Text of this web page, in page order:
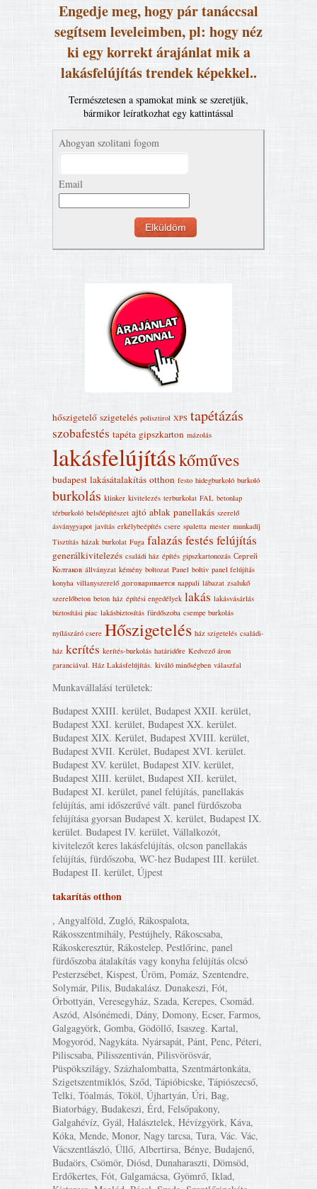
Engedje meg, hogy pár tanáccsal
segítsem leveleimben, pl: hogy néz
ki egy korrekt árajánlat mik a
lakásfelújítás trendek képekkel..
Természetesen a spamokat mink se szeretjük,
bármikor leíratkozhat egy kattintással
Ahogyan szolitani fogom
Email
hőszigetelő szigetelés polisztirol XPS tapétázás
szobafestés tapéta gipszkarton mázolás
lakásfelújításkőműves
budapest lakásátalakítás otthon festo hidegburkoló burkoló
burkolás klinker kivitelezés terburkolat FAL betonlap
térburkoló belsőépítészet ajtó ablak panellakás szerelő
ásványgyapot javítás erkélybeépítés csere spaletta mester munkadíj
Tisztítás házak burkolat Fuga falazás festés felújítás
generálkivitelezés családi ház építés gipszkartonozás Сергей
Колтаков állványzat kémény boltozat Panel boltiv panel felújítás
konyha villanyszerelő договаривается nappali lábazat zsalukő
szerelőbeton beton ház építési engedélyek lakás lakásvásárlás
biztosítási piac lakásbiztosítás fürdőszoba csempe burkolás
nyílászáró csere Hőszigetelés ház szigetelés családi-
ház kerítés kerítés-burkolás határidőre Kedvező áron
garanciával. Ház Lakásfelújítás‎. kiváló minőségben válaszfal
Munkavállalási területek:
Budapest XXIII. kerület, Budapest XXII. kerület,
Budapest XXI. kerület, Budapest XX. kerület.
Budapest XIX. Kerület, Budapest XVIII. kerület,
Budapest XVII. Kerület, Budapest XVI. kerület.
Budapest XV. kerület, Budapest XIV. kerület,
Budapest XIII. kerület, Budapest XII. kerület,
Budapest XI. kerület, panel felújítás, panellakás
felújítás, ami időszerűvé vált. panel fürdőszoba
felújítása gyorsan Budapest X. kerület, Budapest IX.
kerület. Budapest IV. kerület, Vállalkozót,
kivitelezőt keres lakásfelújítás, olcson panellakás
felújítás, fürdőszoba, WC-hez Budapest III. kerület.
Budapest II. kerület, Újpest
takarítás otthon
, Angyalföld, Zugló, Rákospalota,
Rákosszentmihály, Pestújhely, Rákoscsaba,
Rákoskeresztúr, Rákostelep, Pestlőrinc, panel
fürdőszoba átalakítás vagy konyha felújítás olcsó
Pesterzsébet, Kispest, Üröm, Pomáz, Szentendre,
Solymár, Pilis, Budakalász. Dunakeszi, Fót,
Őrbottyán, Veresegyház, Szada, Kerepes, Csomád.
Aszód, Alsónémedi, Dány, Domony, Ecser, Farmos,
Galgagyörk, Gomba, Gödöllő, Isaszeg. Kartal,
Mogyoród, Nagykáta. Nyársapát, Pánt, Penc, Péteri,
Piliscsaba, Pilisszentiván, Pilisvörösvár,
Püspökszilágy, Százhalombatta, Szentmártonkáta,
Szigetszentmiklós, Sződ, Tápióbicske, Tápiószecső,
Telki, Tóalmás, Tököl, Újhartyán, Úri, Bag,
Biatorbágy, Budakeszi, Érd, Felsőpakony,
Galgahévíz, Gyál, Halásztelek, Hévízgyörk, Káva,
Kóka, Mende, Monor, Nagy tarcsa, Tura, Vác. Vác,
Vácszentlászló, Üllő, Albertirsa, Bénye, Budajenő,
Budaörs, Csömör, Diósd, Dunaharaszti, Dömsöd,
Erdőkertes, Fót, Galgamácsa, Gyömrő, Iklad,